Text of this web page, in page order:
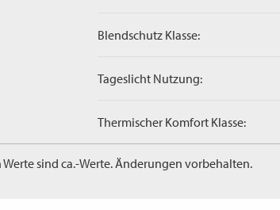
Blendschutz Klasse:
Tageslicht Nutzung:
Thermischer Komfort Klasse:
sind ca.-Werte. Änderungen vorbehalten.